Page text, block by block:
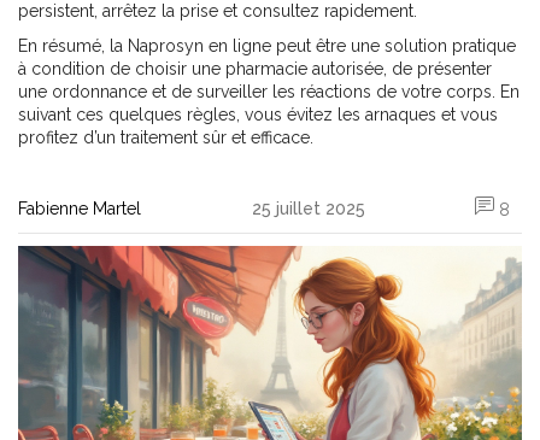
persistent, arrêtez la prise et consultez rapidement.
En résumé, la Naprosyn en ligne peut être une solution pratique
à condition de choisir une pharmacie autorisée, de présenter
une ordonnance et de surveiller les réactions de votre corps. En
suivant ces quelques règles, vous évitez les arnaques et vous
profitez d’un traitement sûr et efficace.
Fabienne Martel 25 juillet 2025 8